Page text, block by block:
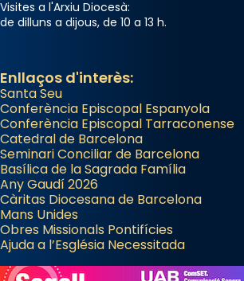
Visites a l'Arxiu Diocesà:
de dilluns a dijous, de 10 a 13 h.
Enllaços d'interès:
Santa Seu
Conferència Episcopal Espanyola
Conferència Episcopal Tarraconense
Catedral de Barcelona
Seminari Conciliar de Barcelona
Basílica de la Sagrada Família
Any Gaudí 2026
Càritas Diocesana de Barcelona
Mans Unides
Obres Missionals Pontifícies
Ajuda a l’Església Necessitada